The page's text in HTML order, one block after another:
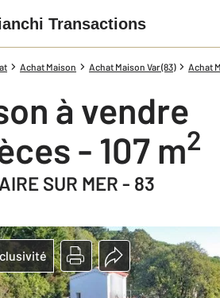
Transactions
Achat Maison Achat Maison Var (83) Achat
à vendre
- 107 m2
SUR MER - 83